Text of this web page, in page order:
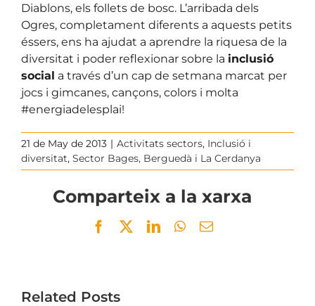
Diablons, els follets de bosc. L’arribada dels
Ogres, completament diferents a aquests petits
éssers, ens ha ajudat a aprendre la riquesa de la
diversitat i poder reflexionar sobre la inclusió
social a través d’un cap de setmana marcat per
jocs i gimcanes, cançons, colors i molta
#energiadelesplai!
21 de May de 2013 | Activitats sectors, Inclusió i
diversitat, Sector Bages, Berguedà i La Cerdanya
Comparteix a la xarxa
Facebook
TwitterLinkedInWhatsApp
Email
Related Posts